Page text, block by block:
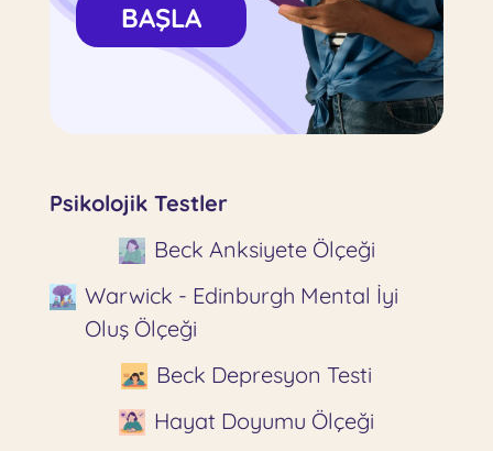
BAŞLA
Psikolojik Testler
Beck Anksiyete Ölçeği
Warwick - Edinburgh Mental İyi
Oluş Ölçeği
Beck Depresyon Testi
Hayat Doyumu Ölçeği